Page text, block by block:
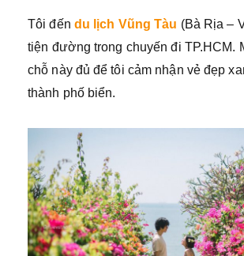
Tôi đến du lịch Vũng Tàu (Bà Rịa –
tiện đường trong chuyến đi TP.HCM.
chỗ này đủ để tôi cảm nhận vẻ đẹp
thành phố biển.